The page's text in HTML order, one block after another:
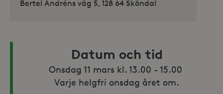
Bertel Andréns väg 5, 128 64 Sköndal
Datum och tid
Onsdag 11 mars kl. 13.00 - 15.00
Varje helgfri onsdag året om.